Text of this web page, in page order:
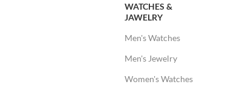
WATCHES &
JAWELRY
Men's Watches
Men's Jewelry
Women's Watches